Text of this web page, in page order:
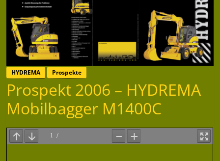
HYDREMA Prospekte
Prospekt 2006 – HYDREMA
Mobilbagger M1400C